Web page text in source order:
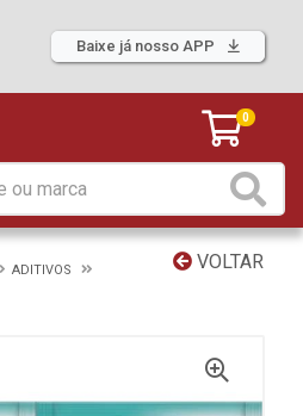
Baixe já nosso APP
0
VOLTAR
ADITIVOS